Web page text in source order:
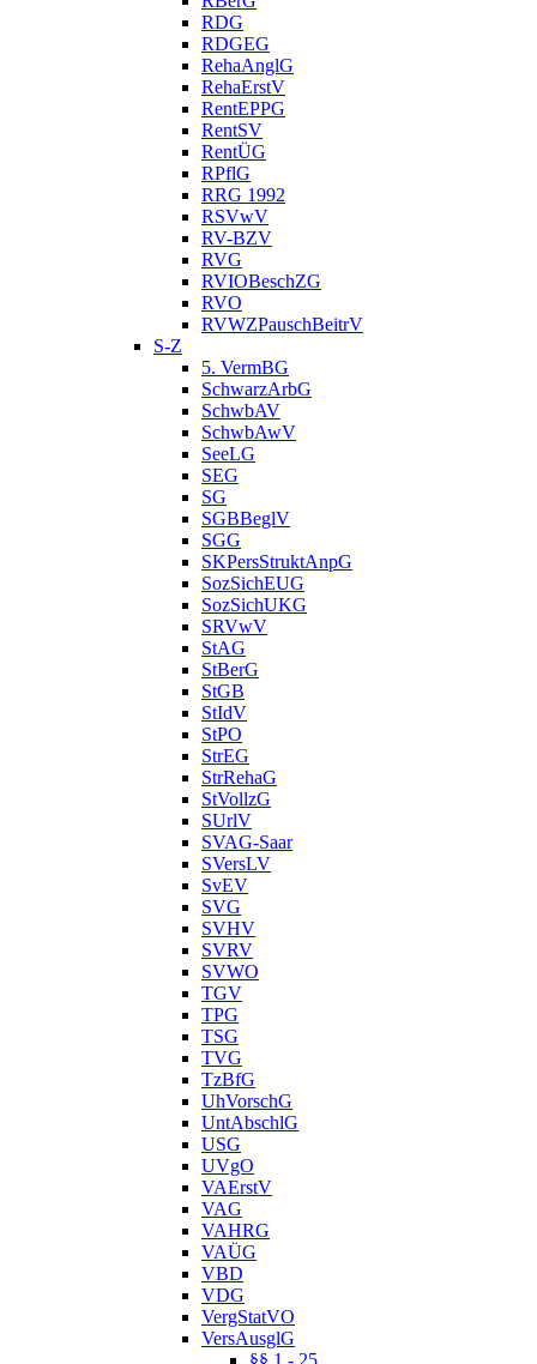
RDG
RDGEG
RehaAnglG
RehaErstV
RentEPPG
RentSV
RentÜG
RPflG
RRG 1992
RSVwV
RV-BZV
RVG
RVIOBeschZG
RVO
RVWZPauschBeitrV
S-Z
5. VermBG
SchwarzArbG
SchwbAV
SchwbAwV
SeeLG
SEG
SG
SGBBeglV
SGG
SKPersStruktAnpG
SozSichEUG
SozSichUKG
SRVwV
StAG
StBerG
StGB
StIdV
StPO
StrEG
StrRehaG
StVollzG
SUrlV
SVAG-Saar
SVersLV
SvEV
SVG
SVHV
SVRV
SVWO
TGV
TPG
TSG
TVG
TzBfG
UhVorschG
UntAbschlG
USG
UVgO
VAErstV
VAG
VAHRG
VAÜG
VBD
VDG
VergStatVO
VersAusglG
§§ 1 - 25